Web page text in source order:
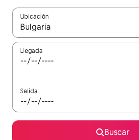
Ubicación
Cuando los resultados estén
Llegada
Salida
Buscar